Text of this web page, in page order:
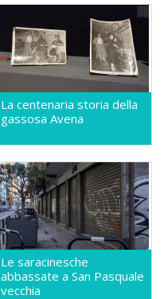
La centenaria storia della
gassosa Avena
Le saracinesche
abbassate a San Pasquale
vecchia